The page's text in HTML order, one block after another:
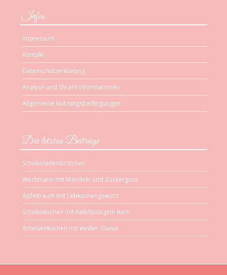
Infos
Impressum
Kontakt
Datenschutzerklärung
Analyse und Shrare Informationen
Allgemeine Nutzungsbedingungen
Die letzten Beiträge
Schokoladenbrötchen
Weckmann mit Mandeln und Zuckerguss
Apfeltraum mit Lebkuchengewürz
Schokokuchen mit halbflüssigem Kern
Ameisenkuchen mit weißer Glasur